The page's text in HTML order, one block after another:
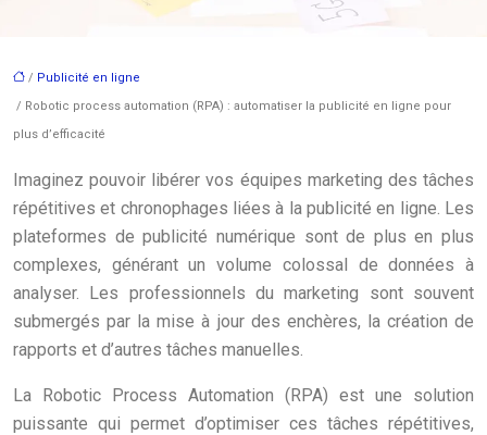
/ Publicité en ligne
/ Robotic process automation (RPA) : automatiser la publicité en ligne pour
plus d’efficacité
Imaginez pouvoir libérer vos équipes marketing des tâches
répétitives et chronophages liées à la publicité en ligne. Les
plateformes de publicité numérique sont de plus en plus
complexes, générant un volume colossal de données à
analyser. Les professionnels du marketing sont souvent
submergés par la mise à jour des enchères, la création de
rapports et d’autres tâches manuelles.
La Robotic Process Automation (RPA) est une solution
puissante qui permet d’optimiser ces tâches répétitives,